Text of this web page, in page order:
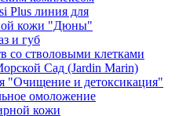
Plus линия для
кожи "Дюны"
и губ
со стволовыми клетками
Сад (Jardin Marin)
"Очищение и детоксикация"
омоложение
кожи